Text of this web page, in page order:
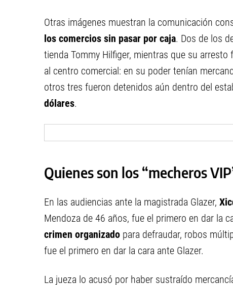
Otras imágenes muestran la comunicación
los comercios sin pasar por caja. Dos de los
tienda Tommy Hilfiger, mientras que su
al centro comercial: en su poder tenían
otros tres fueron detenidos aún dentro del
dólares.
Quienes son los “mecheros
En las audiencias ante la magistrada Glazer,
Mendoza de 46 años, fue el primero en dar la
crimen organizado para defraudar, robos
fue el primero en dar la cara ante Glazer.
La jueza lo acusó por haber sustraído